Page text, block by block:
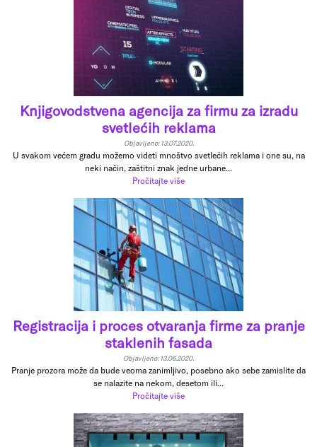
Knjigovodstvena agencija za firmu za izradu
svetlećih reklama
Objavljeno: 13.07.2020.
U svakom većem gradu možemo videti mnoštvo svetlećih reklama i one su, na
neki način, zaštitni znak jedne urbane...
Pročitajte više
Registracija i proces otvaranja firme za pranje
staklenih fasada
Objavljeno: 13.06.2020.
Pranje prozora može da bude veoma zanimljivo, posebno ako sebe zamislite da
se nalazite na nekom, desetom ili...
Pročitajte više